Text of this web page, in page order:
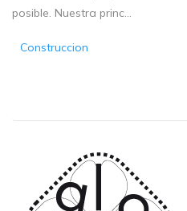
posible. Nuestra princ...
Construccion